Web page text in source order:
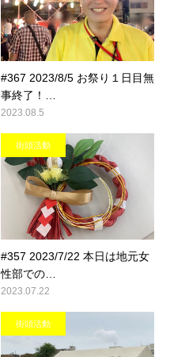
#367 2023/8/5 お祭り１日目無
事終了！…
2023.08.5
街頭活動
#357 2023/7/22 本日は地元女
性部での…
2023.07.22
街頭活動